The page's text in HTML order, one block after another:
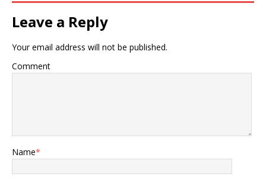
Leave a Reply
Your email address will not be published.
Comment
Name*